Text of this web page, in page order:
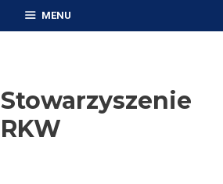
MENU
Stowarzyszenie
RKW